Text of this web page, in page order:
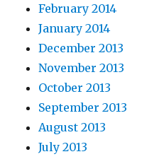
February 2014
January 2014
December 2013
November 2013
October 2013
September 2013
August 2013
July 2013